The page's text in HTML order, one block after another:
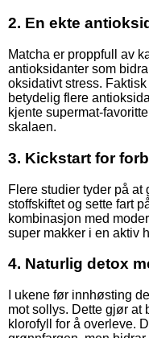
2. En ekte
Matcha er proppfull av
antioksidanter som
oksidativt stress.
betydelig flere
kjente supermat-
skalaen.
3. Kickstart for
Flere studier tyder på
stoffskiftet og sette fart
kombinasjon med
super makker i en aktiv
4. Naturlig detox
I ukene før innhøsting
mot sollys. Dette gjør at
klorofyll for å overleve.